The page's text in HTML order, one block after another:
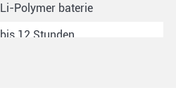
Li-Polymer baterie
bis 12 Stunden